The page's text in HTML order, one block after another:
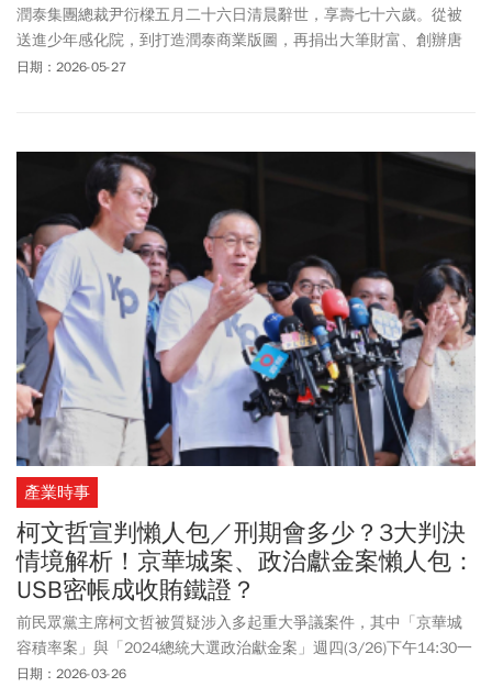
潤泰集團總裁尹衍樑五月二十六日清晨辭世，享壽七十六歲。從被
送進少年感化院，到打造潤泰商業版圖，再捐出大筆財富、創辦唐
獎，他的一生，是「放膽拚搏」的最佳註解。
日期：2026-05-27
產業時事
柯文哲宣判懶人包／刑期會多少？3大判決
情境解析！京華城案、政治獻金案懶人包：
USB密帳成收賄鐵證？
前民眾黨主席柯文哲被質疑涉入多起重大爭議案件，其中「京華城
容積率案」與「2024總統大選政治獻金案」週四(3/26)下午14:30一
審宣判，這個世紀大案受到各界高度矚目。《今周刊》整理柯文哲
日期：2026-03-26